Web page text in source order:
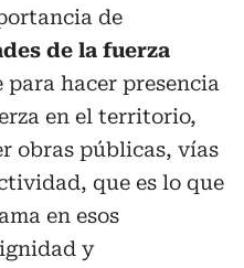
de
de la fuerza
para hacer presencia
en el territorio,
obras públicas, vías
que es lo que
en esos
y